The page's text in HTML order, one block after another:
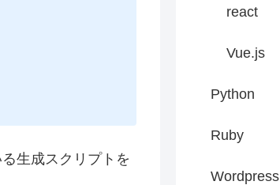
生成スクリプトを
react
Vue.js
Python
Ruby
Wordpress